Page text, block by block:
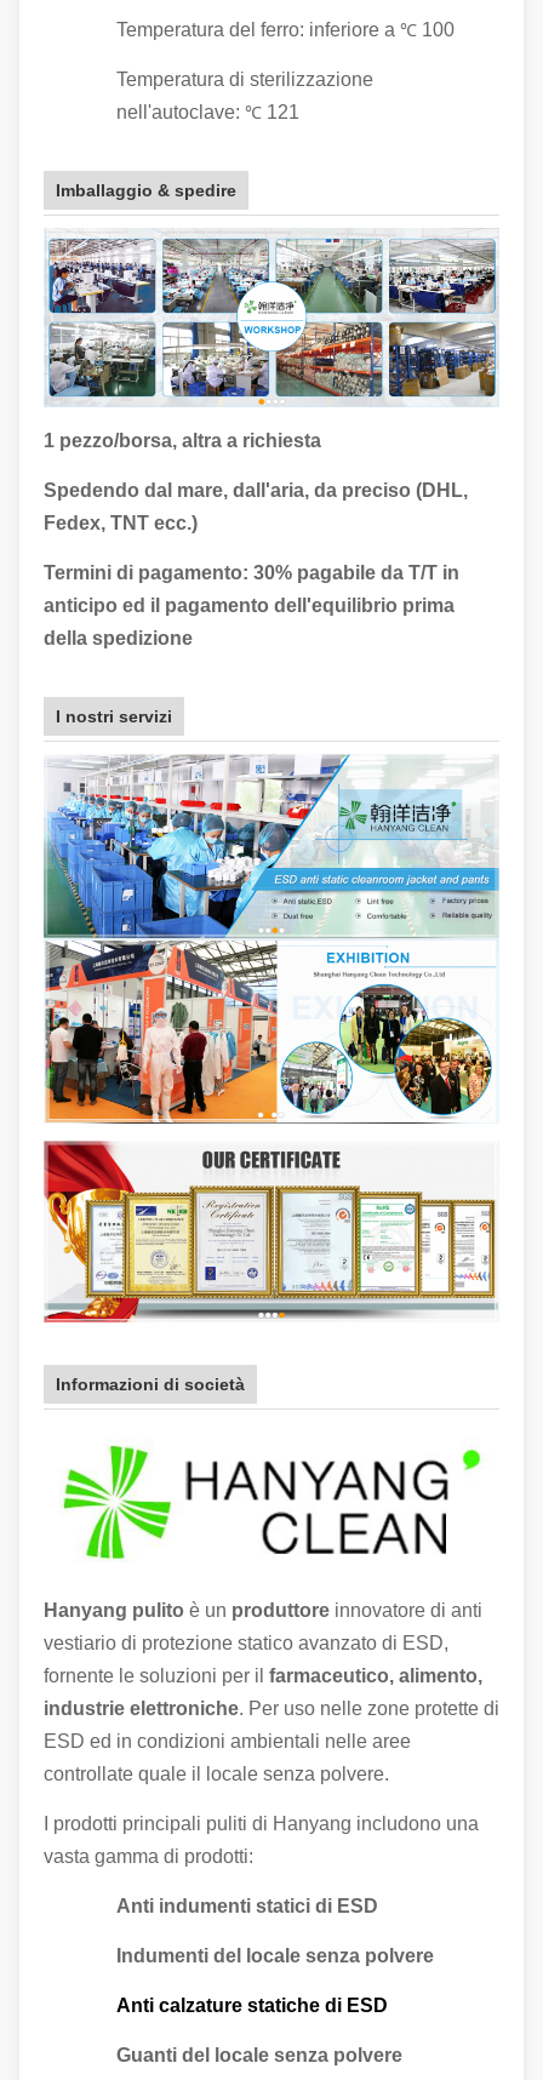
Temperatura del ferro: inferiore a ℃ 100
Temperatura di sterilizzazione
nell'autoclave: ℃ 121
Imballaggio & spedire
1 pezzo/borsa, altra a richiesta
Spedendo dal mare, dall'aria, da preciso (DHL,
Fedex, TNT ecc.)
Termini di pagamento: 30% pagabile da T/T in
anticipo ed il pagamento dell'equilibrio prima
della spedizione
I nostri servizi
Informazioni di società
Hanyang pulito è un produttore innovatore di anti
vestiario di protezione statico avanzato di ESD,
fornente le soluzioni per il farmaceutico, alimento,
industrie elettroniche. Per uso nelle zone protette di
ESD ed in condizioni ambientali nelle aree
controllate quale il locale senza polvere.
I prodotti principali puliti di Hanyang includono una
vasta gamma di prodotti:
Anti indumenti statici di ESD
Indumenti del locale senza polvere
Anti calzature statiche di ESD
Guanti del locale senza polvere